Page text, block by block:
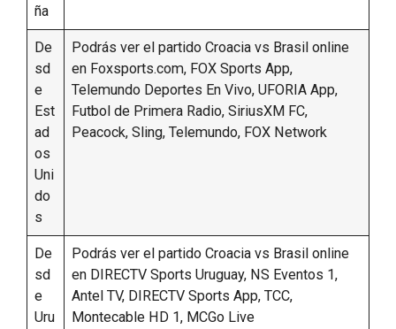
ña
De
sd
e
Est
ad
os
Uni
do
s
Podrás ver el partido Croacia vs Brasil online
en Foxsports.com, FOX Sports App,
Telemundo Deportes En Vivo, UFORIA App,
Futbol de Primera Radio, SiriusXM FC,
Peacock, Sling, Telemundo, FOX Network
De
sd
e
Uru
Podrás ver el partido Croacia vs Brasil online
en DIRECTV Sports Uruguay, NS Eventos 1,
Antel TV, DIRECTV Sports App, TCC,
Montecable HD 1, MCGo Live